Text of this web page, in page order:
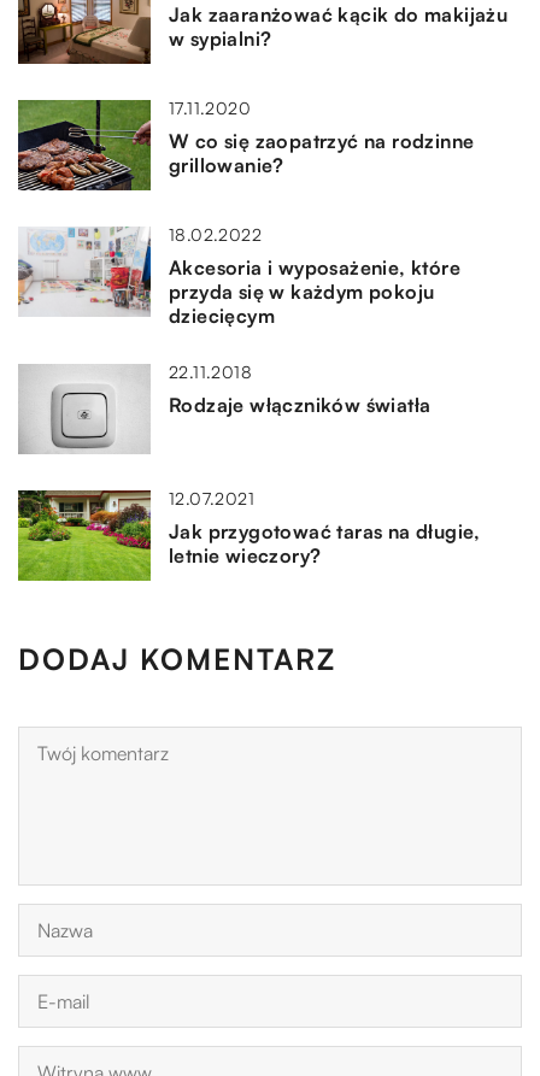
Jak zaaranżować kącik do makijażu
w sypialni?
17.11.2020
W co się zaopatrzyć na rodzinne
grillowanie?
18.02.2022
Akcesoria i wyposażenie, które
przyda się w każdym pokoju
dziecięcym
22.11.2018
Rodzaje włączników światła
12.07.2021
Jak przygotować taras na długie,
letnie wieczory?
DODAJ KOMENTARZ